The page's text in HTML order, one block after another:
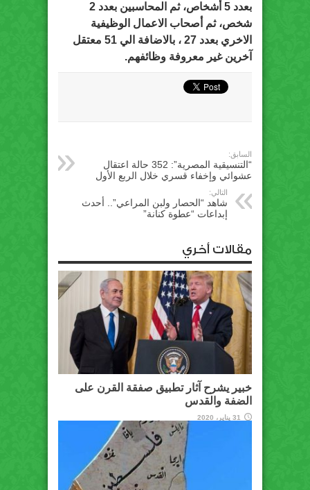
بعدد 5 أشخاص، ثم المحاسبين بعدد 2
شخص، ثم أصحاب الاعمال الوظيفية
الاخري بعدد 27 ، بالاضافة الي 51 معتقل
آخرين غير معروفة وظائفهم.
السابق:
“التنسيقية المصرية”: 352 حالة اعتقال
عشوائي وإخفاء قسري خلال الربع الأول
التالي:
شاهد “الحصار ولبن المراعي”.. أحدث
إبداعات “عطوة كنانة”
مقالات أخري
خبير يشرح آثار تطبيق صفقة القرن على
الضفة والقدس
31 يناير، 2020